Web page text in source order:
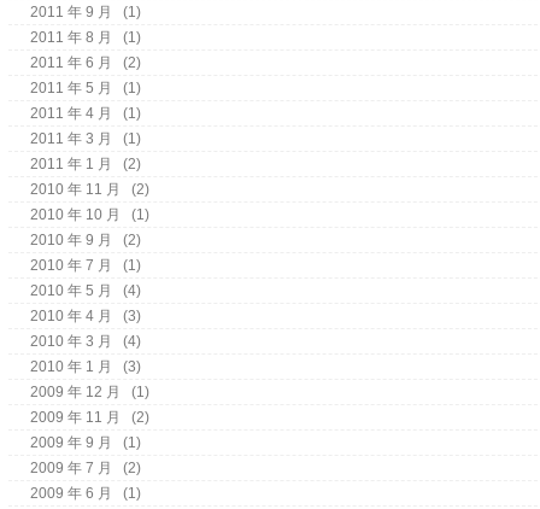
2011 年 9 月
(1)
2011 年 8 月
(1)
2011 年 6 月
(2)
2011 年 5 月
(1)
2011 年 4 月
(1)
2011 年 3 月
(1)
2011 年 1 月
(2)
2010 年 11 月
(2)
2010 年 10 月
(1)
2010 年 9 月
(2)
2010 年 7 月
(1)
2010 年 5 月
(4)
2010 年 4 月
(3)
2010 年 3 月
(4)
2010 年 1 月
(3)
2009 年 12 月
(1)
2009 年 11 月
(2)
2009 年 9 月
(1)
2009 年 7 月
(2)
2009 年 6 月
(1)